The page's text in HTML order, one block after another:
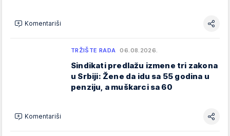
Komentariši
TRŽIŠTE RADA 06.08.2026.
Sindikati predlažu izmene tri zakona
u Srbiji: Žene da idu sa 55 godina u
penziju, a muškarci sa 60
Komentariši